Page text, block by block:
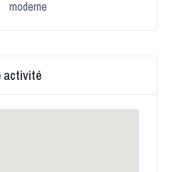
moderne
activité